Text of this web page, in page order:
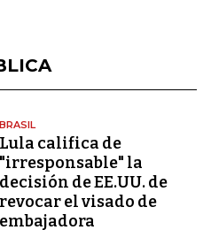
BRASIL
Lula califica de
"irresponsable" la
decisión de EE.UU. de
revocar el visado de
embajadora